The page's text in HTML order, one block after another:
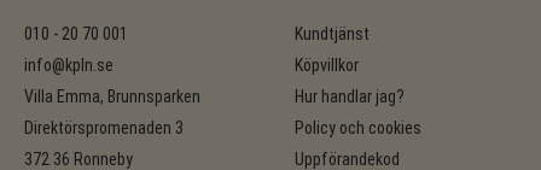
010 - 20 70 001
info@kpln.se
Villa Emma, Brunnsparken
Direktörspromenaden 3
372 36 Ronneby
Kundtjänst
Köpvillkor
Hur handlar jag?
Policy och cookies
Uppförandekod